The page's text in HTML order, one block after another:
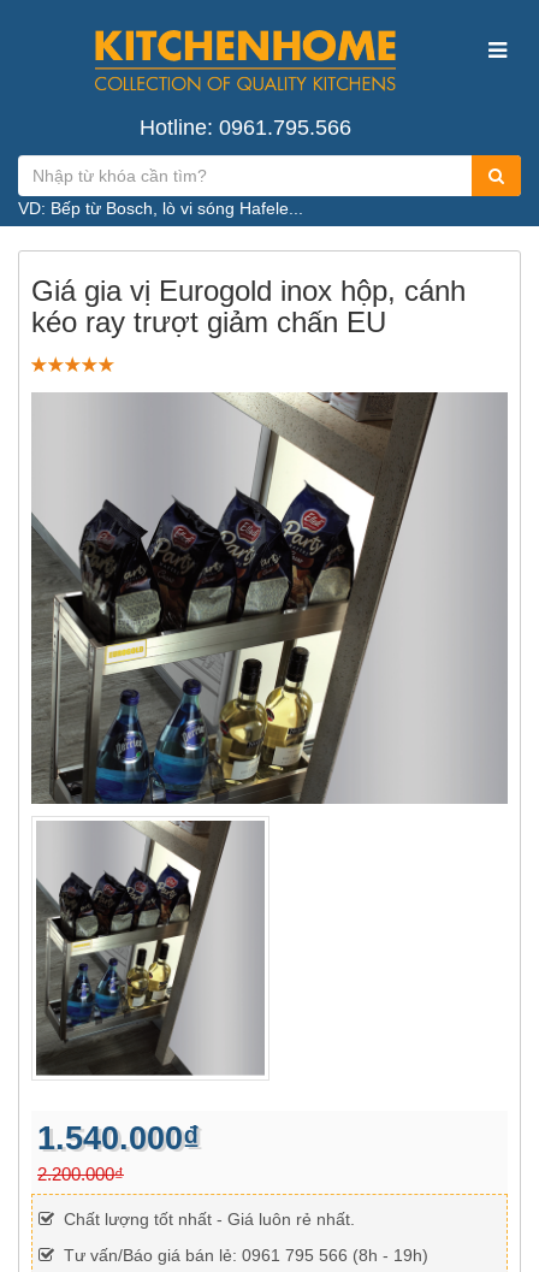
Hotline: 0961.795.566
VD: Bếp từ Bosch, lò vi sóng Hafele...
Giá gia vị Eurogold inox hộp, cánh
kéo ray trượt giảm chấn EU
1.540.000₫
2.200.000₫
Chất lượng tốt nhất - Giá luôn rẻ nhất.
Tư vấn/Báo giá bán lẻ: 0961 795 566 (8h - 19h)